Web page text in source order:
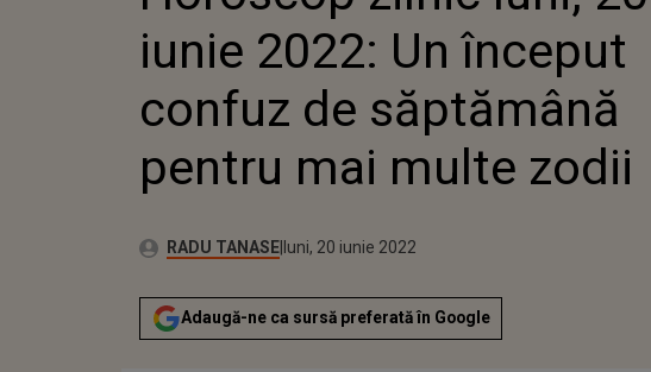
ZODII
iunie 2022: Un început
confuz de săptămână
pentru mai multe zodii
Autor:RADU TANASEPublicat:
luni, 20 iunie 2022
Actualizat:
luni, 20 iunie 2022
Adaugă-ne ca sursă preferată în Google